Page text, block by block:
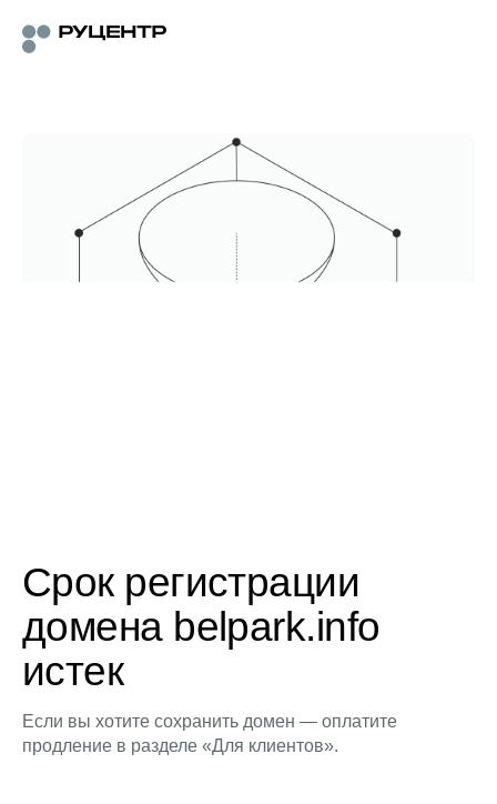
Срок регистрации
домена belpark.info
истек
Если вы хотите сохранить домен — оплатите
продление в разделе «Для клиентов».